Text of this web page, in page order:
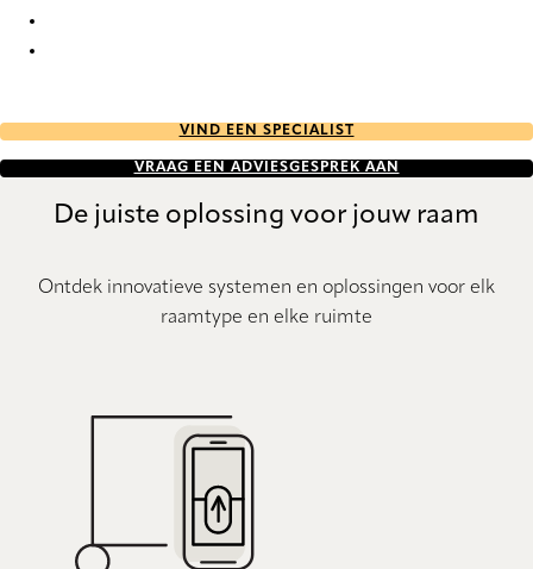
VIND EEN SPECIALIST
VRAAG EEN ADVIESGESPREK AAN
De juiste oplossing voor jouw raam
Ontdek innovatieve systemen en oplossingen voor elk
raamtype en elke ruimte